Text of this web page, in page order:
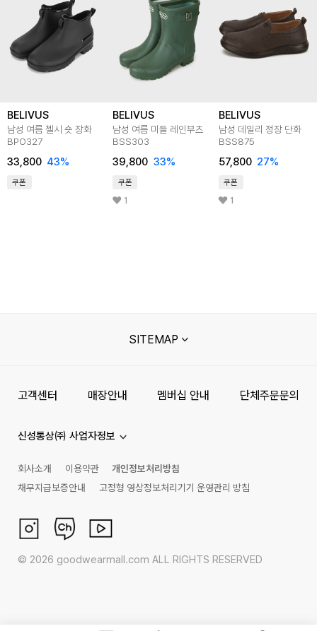
BELIVUS
남성 여름 첼시 숏 장화
BPO327
33,800 43%
쿠폰
BELIVUS
남성 여름 미들 레인부츠
BSS303
39,800 33%
쿠폰
1
BELIVUS
남성 데일리 정장 단화
BSS875
57,800 27%
쿠폰
1
SITEMAP
고객센터 매장안내 멤버십 안내 단체주문문의
신성통상㈜ 사업자정보
회사소개 이용약관
개인정보처리방침
채무지급보증안내
고정형 영상정보처리기기 운영관리 방침
© 2026 goodwearmall.com ALL RIGHTS RESERVED